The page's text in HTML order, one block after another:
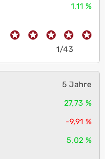
1,11 %
1/43
5 Jahre
27,73 %
-9,91 %
5,02 %